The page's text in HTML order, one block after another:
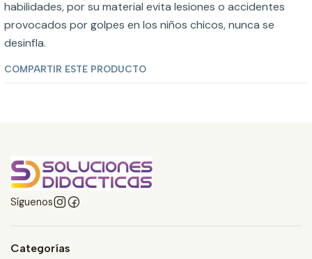
habilidades, por su material evita lesiones o accidentes
provocados por golpes en los niños chicos, nunca se
desinfla.
COMPARTIR ESTE PRODUCTO
Síguenos
Categorías